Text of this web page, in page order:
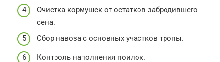
Очистка кормушек от остатков забродившего
сена.
Сбор навоза с основных участков тропы.
Контроль наполнения поилок.